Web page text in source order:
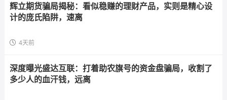
辉立期货骗局揭秘：看似稳赚的理财产品，实则是精心设
计的庞氏陷阱，速离
4天前
深度曝光盛达互联：打着助农旗号的资金盘骗局，收割了
多少人的血汗钱，远离